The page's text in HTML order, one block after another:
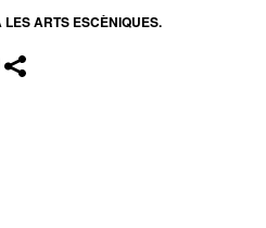
ARTS ESCÈNIQUES.
VENTANAVENTANA
NUEVA VENTANA
ABRE EN NUEVA VENTANA